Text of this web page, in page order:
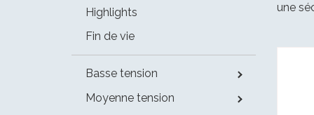
Highlights
Fin de vie
Basse tension
Moyenne tension
une